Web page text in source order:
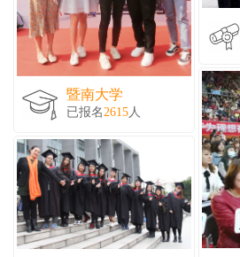
暨南大学
已报名2615人